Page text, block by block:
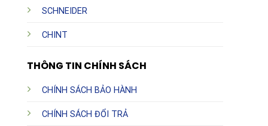
SCHNEIDER
CHINT
THÔNG TIN CHÍNH SÁCH
CHÍNH SÁCH BẢO HÀNH
CHÍNH SÁCH ĐỔI TRẢ